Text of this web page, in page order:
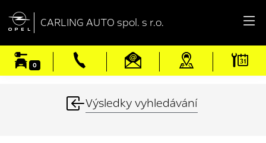
 CARLING AUTO spol. s r.o.
0
Výsledky vyhledávání